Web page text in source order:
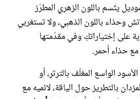
يتّسم باللون الزهري المطرّز
وحذاء باللون الذهبي، ولا تستغربي
على إختياراتكِ وفي مقدّمتها
مع حذاء أحمر.
الواسع المغلّف بالترتر، أو
بالتطريز حول الياقة، لائميه مع